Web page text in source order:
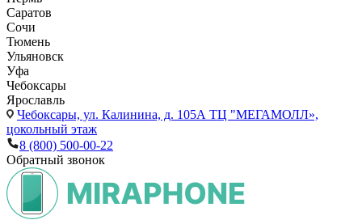
Саратов
Сочи
Тюмень
Ульяновск
Уфа
Чебоксары
Ярославль
Чебоксары, ул. Калинина, д. 105А ТЦ "МЕГАМОЛЛ»,
цокольный этаж
8 (800) 500-00-22
Обратный звонок